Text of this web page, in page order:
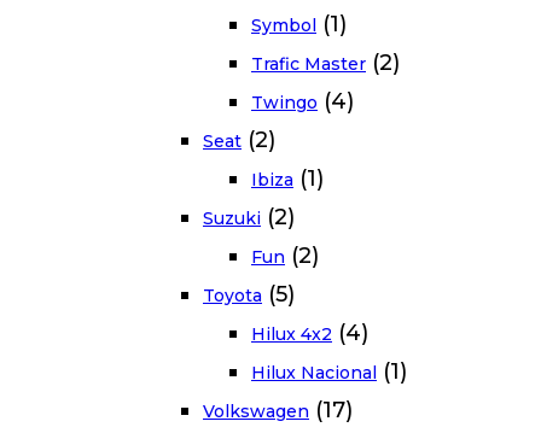
Symbol (1)
Trafic Master (2)
Twingo (4)
Seat (2)
Ibiza (1)
Suzuki (2)
Fun (2)
Toyota (5)
Hilux 4x2 (4)
Hilux Nacional (1)
Volkswagen (17)